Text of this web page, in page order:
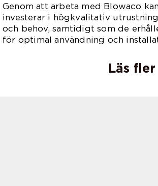
Genom att arbeta med Blowaco
investerar i högkvalitativ
och behov, samtidigt som de
för optimal användning och
Läs